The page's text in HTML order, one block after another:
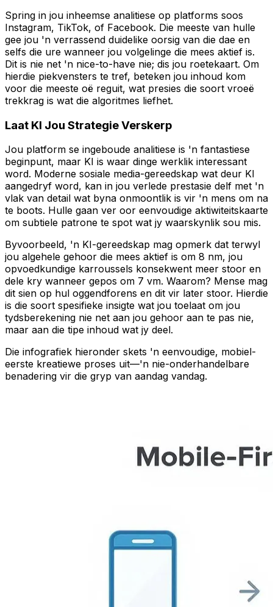
Spring in jou inheemse analitiese op platforms soos
Instagram, TikTok, of Facebook. Die meeste van hulle
gee jou 'n verrassend duidelike oorsig van die dae en
selfs die ure wanneer jou volgelinge die mees aktief is.
Dit is nie net 'n nice-to-have nie; dis jou roetekaart. Om
hierdie piekvensters te tref, beteken jou inhoud kom
voor die meeste oë reguit, wat presies die soort vroeë
trekkrag is wat die algoritmes liefhet.
Laat KI Jou Strategie Verskerp
Jou platform se ingeboude analitiese is 'n fantastiese
beginpunt, maar KI is waar dinge werklik interessant
word. Moderne sosiale media-gereedskap wat deur KI
aangedryf word, kan in jou verlede prestasie delf met 'n
vlak van detail wat byna onmoontlik is vir 'n mens om na
te boots. Hulle gaan ver oor eenvoudige aktiwiteitskaarte
om subtiele patrone te spot wat jy waarskynlik sou mis.
Byvoorbeeld, 'n KI-gereedskap mag opmerk dat terwyl
jou algehele gehoor die mees aktief is om 8 nm, jou
opvoedkundige karroussels konsekwent meer stoor en
dele kry wanneer gepos om 7 vm. Waarom? Mense mag
dit sien op hul oggendforens en dit vir later stoor. Hierdie
is die soort spesifieke insigte wat jou toelaat om jou
tydsberekening nie net aan jou gehoor aan te pas nie,
maar aan die tipe inhoud wat jy deel.
Die infografiek hieronder skets 'n eenvoudige, mobiel-
eerste kreatiewe proses uit—'n nie-onderhandelbare
benadering vir die gryp van aandag vandag.